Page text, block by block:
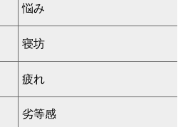
悩み
寝坊
疲れ
劣等感